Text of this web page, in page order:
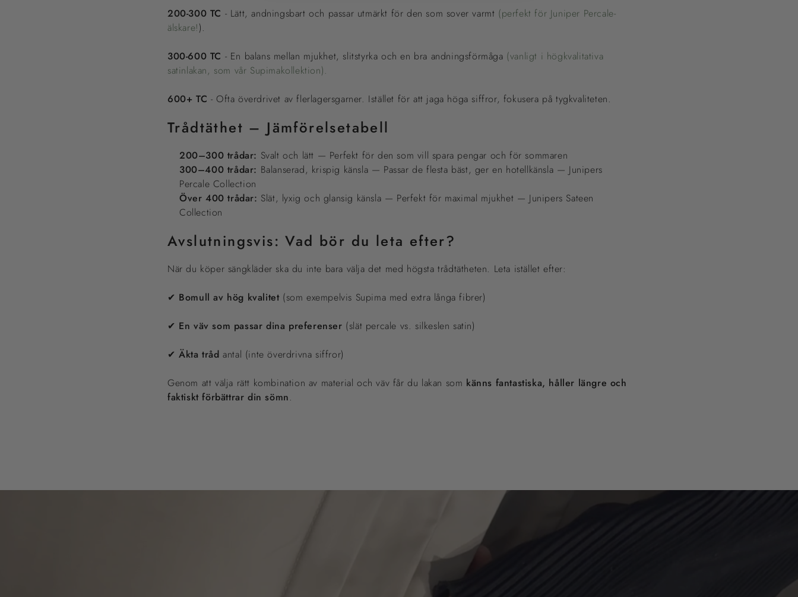
200-300 TC - Lätt, andningsbart och passar utmärkt för den som sover varmt (perfekt för Juniper Percale-
älskare!).
300-600 TC - En balans mellan mjukhet, slitstyrka och en bra andningsförmåga (vanligt i högkvalitativa
satinlakan, som vår Supimakollektion).
600+ TC - Ofta överdrivet av flerlagersgarner. Istället för att jaga höga siffror, fokusera på tygkvaliteten.
Trådtäthet – Jämförelsetabell
200–300 trådar: Svalt och lätt — Perfekt för den som vill spara pengar och för sommaren
300–400 trådar: Balanserad, krispig känsla — Passar de flesta bäst, ger en hotellkänsla — Junipers
Percale Collection
Över 400 trådar: Slät, lyxig och glansig känsla — Perfekt för maximal mjukhet — Junipers Sateen
Collection
Avslutningsvis: Vad bör du leta efter?
När du köper sängkläder ska du inte bara välja det med högsta trådtätheten. Leta istället efter:
✔ Bomull av hög kvalitet(som exempelvis Supima med extra långa fibrer)
✔ En väv som passar dina preferenser (slät percale vs. silkeslen satin)
✔ Äkta tråd antal (inte överdrivna siffror)
Genom att välja rätt kombination av material och väv får du lakan som känns fantastiska, håller längre och
faktiskt förbättrar din sömn.